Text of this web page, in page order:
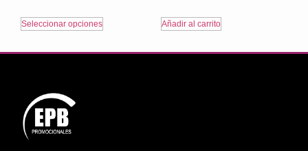
Seleccionar opciones Añadir al carrito